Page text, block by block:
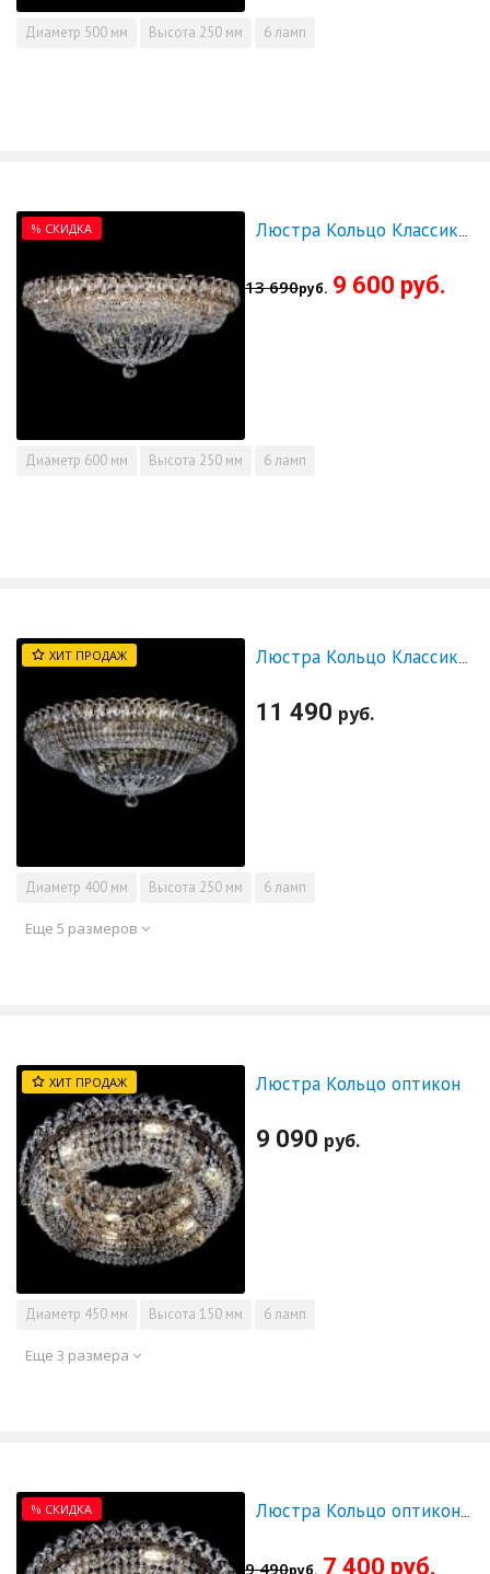
Диаметр 500 мм Высота 250 мм 6 ламп
% СКИДКА
13 690руб. 9 600 руб.
Диаметр 600 мм Высота 250 мм 6 ламп
ХИТ ПРОДАЖ
11 490 руб.
Диаметр 400 мм Высота 250 мм 6 ламп
Еще 5 размеров
ХИТ ПРОДАЖ Люстра Кольцо оптикон
9 090 руб.
Диаметр 450 мм Высота 150 мм 6 ламп
Еще 3 размера
% СКИДКА Люстра Кольцо оптикон 500 - СКИДКА!!!
9 490руб. 7 400 руб.